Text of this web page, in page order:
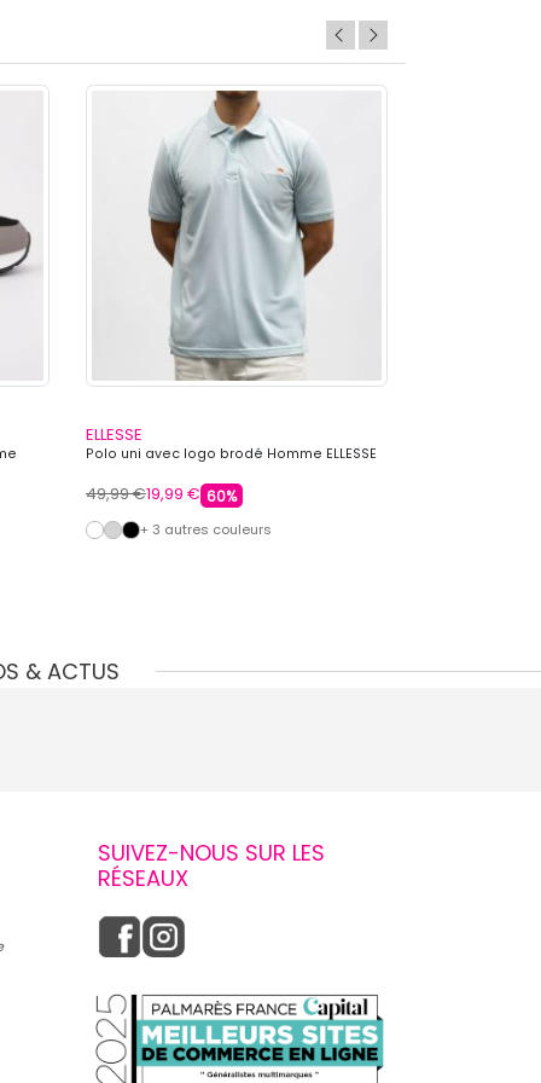
ELLESSE
Polo uni avec logo brodé Homme ELLESSE
49,99 €19,99 € 60%
+ 3 autres couleurs
& ACTUS
SUIVEZ-NOUS SUR LES
RÉSEAUX